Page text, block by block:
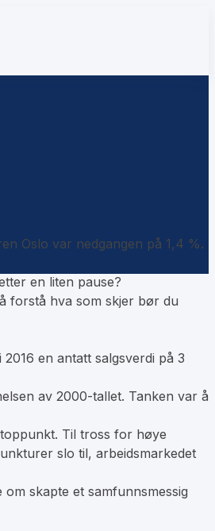
Oslo var nedgangen på 1,4 %.
en liten pause?
forstå hva som skjer bør du
en antatt salgsverdi på 3
av 2000-tallet. Tanken var å
Til tross for høye
slo til, arbeidsmarkedet
skapte et samfunnsmessig